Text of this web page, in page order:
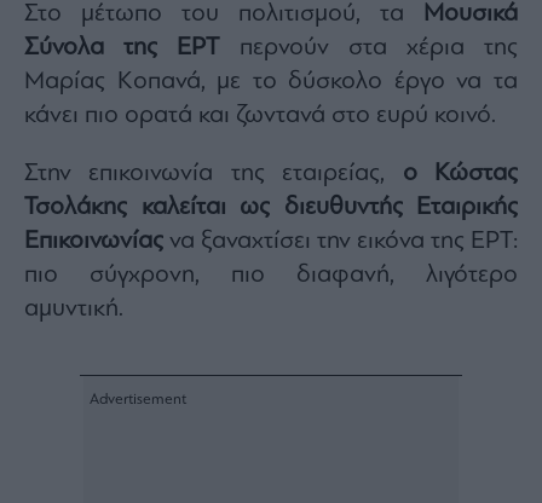
Στο μέτωπο του πολιτισμού, τα Μουσικά
Σύνολα της ΕΡΤ περνούν στα χέρια της
Μαρίας Κοπανά, με το δύσκολο έργο να τα
κάνει πιο ορατά και ζωντανά στο ευρύ κοινό.
Στην επικοινωνία της εταιρείας, ο Κώστας
Τσολάκης καλείται ως διευθυντής Εταιρικής
Επικοινωνίας να ξαναχτίσει την εικόνα της ΕΡΤ:
πιο σύγχρονη, πιο διαφανή, λιγότερο
αμυντική.